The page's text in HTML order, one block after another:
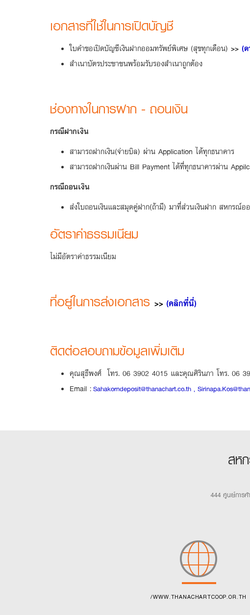
เอกสารที่ใช้ในการเปิดบัญชี
ใบคำขอเปิดบัญชีเงินฝากออมทรัพย์พิเศษ (สุขทุกเดือน) >> (
สำเนาบัตรประชาชนพร้อมรับรองสำเนาถูกต้อง
ช่องทางในการฝาก - ถอนเงิน
กรณีฝากเงิน
สามารถฝากเงิน(จ่ายบิล) ผ่าน Application ได้ทุกธนาคาร
สามารถฝากเงินผ่าน Bill Payment ได้ที่ทุกธนาคารผ่าน
กรณีถอนเงิน
ส่งใบถอนเงินและสมุดคู่ฝาก(ถ้ามี) มาที่ส่วนเงินฝาก สหกรณ์
อัตราค่าธรรมเนียม
ไม่มีอัตราค่าธรรมเนียม
ที่อยู่ในการส่งเอกสาร >> (คลิกที่นี่)
ติดต่อสอบถามข้อมูลเพิ่มเติม
คุณสุธีพงศ์ โทร. 06 3902 4015 และคุณศิรินภา โทร. 06
Email :Sahakorndeposit@thanachart.co.th ,
สห
444 ศูนย์การ
/WWW.THANACHARTCOOP.OR.TH